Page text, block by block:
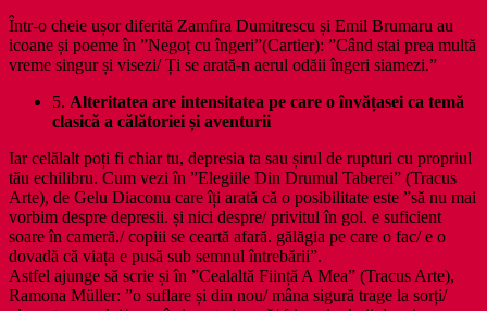
Într-o cheie ușor diferită Zamfira Dumitrescu și Emil Brumaru au
icoane și poeme în ”Negoț cu îngeri”(Cartier): ”Când stai prea multă
vreme singur și visezi/ Ți se arată-n aerul odăii îngeri siamezi.”
5. Alteritatea are intensitatea pe care o învățasei ca temă
clasică a călătoriei și aventurii
Iar celălalt poți fi chiar tu, depresia ta sau șirul de rupturi cu propriul
tău echilibru. Cum vezi în ”Elegiile Din Drumul Taberei” (Tracus
Arte), de Gelu Diaconu care îți arată că o posibilitate este ”să nu mai
vorbim despre depresii. și nici despre/ privitul în gol. e suficient
soare în cameră./ copiii se ceartă afară. gălăgia pe care o fac/ e o
dovadă că viața e pusă sub semnul întrebării”.
Astfel ajunge să scrie și în ”Cealaltă Ființă A Mea” (Tracus Arte),
Ramona Müller: ”o suflare și din nou/ mâna sigură trage la sorți/